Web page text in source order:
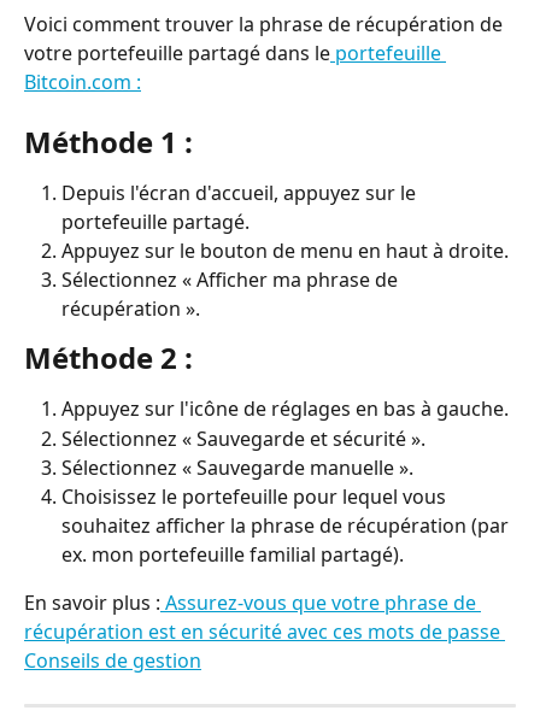
Voici comment trouver la phrase de récupération de
votre portefeuille partagé dans le portefeuille
Bitcoin.com :
Méthode 1 :
Depuis l'écran d'accueil, appuyez sur le
portefeuille partagé.
Appuyez sur le bouton de menu en haut à droite.
Sélectionnez « Afficher ma phrase de
récupération ».
Méthode 2 :
Appuyez sur l'icône de réglages en bas à gauche.
Sélectionnez « Sauvegarde et sécurité ».
Sélectionnez « Sauvegarde manuelle ».
Choisissez le portefeuille pour lequel vous
souhaitez afficher la phrase de récupération (par
ex. mon portefeuille familial partagé).
En savoir plus : Assurez-vous que votre phrase de
récupération est en sécurité avec ces mots de passe
Conseils de gestion